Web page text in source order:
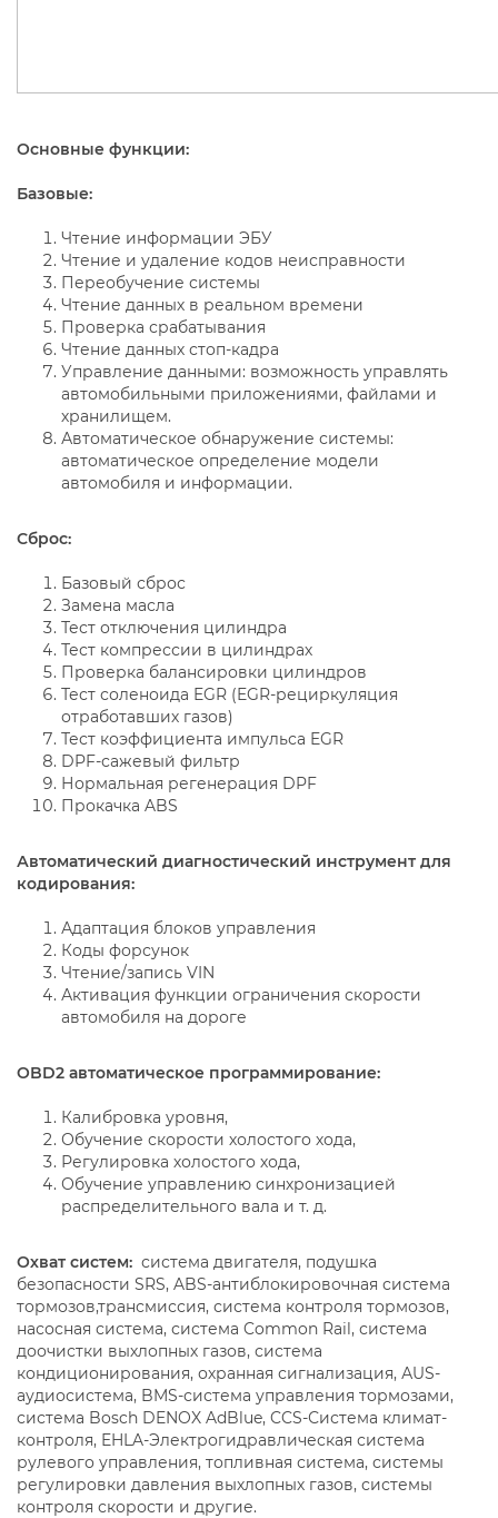
Основные функции:
Базовые:
Чтение информации ЭБУ
Чтение и удаление кодов неисправности
Переобучение системы
Чтение данных в реальном времени
Проверка срабатывания
Чтение данных стоп-кадра
Управление данными: возможность управлять
автомобильными приложениями, файлами и
хранилищем.
Автоматическое обнаружение системы:
автоматическое определение модели
автомобиля и информации.
Сброс:
Базовый сброс
Замена масла
Тест отключения цилиндра
Тест компрессии в цилиндрах
Проверка балансировки цилиндров
Тест соленоида EGR (EGR-рециркуляция
отработавших газов)
Тест коэффициента импульса EGR
DPF-сажевый фильтр
Нормальная регенерация DPF
Прокачка ABS
Автоматический диагностический инструмент для
кодирования:
Адаптация блоков управления
Коды форсунок
Чтение/запись VIN
Активация функции ограничения скорости
автомобиля на дороге
OBD2 автоматическое программирование:
Калибровка уровня,
Обучение скорости холостого хода,
Регулировка холостого хода,
Обучение управлению синхронизацией
распределительного вала и т. д.
Охват систем: система двигателя, подушка
безопасности SRS, ABS-антиблокировочная система
тормозов,трансмиссия, система контроля тормозов,
насосная система, система Common Rail, система
доочистки выхлопных газов, система
кондиционирования, охранная сигнализация, АUS-
аудиосистема, BMS-система управления тормозами,
система Bosch DENOX AdBlue, CCS-Система климат-
контроля, EHLA-Электрогидравлическая система
рулевого управления, топливная система, системы
регулировки давления выхлопных газов, системы
контроля скорости и другие.